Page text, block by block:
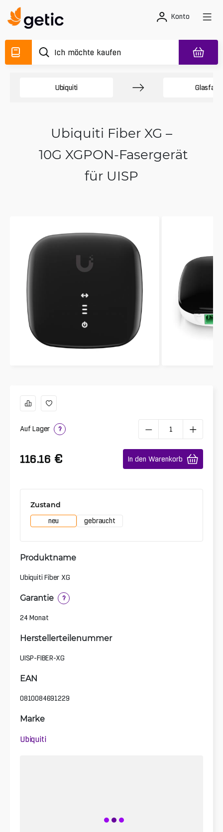
Konto
Ubiquiti
Ubiquiti Fiber XG –
10G XGPON-Fasergerät
für UISP
Auf Lager ?
116.16 € In den Warenkorb
Zustand
neu gebraucht
Produktname
Ubiquiti Fiber XG
Garantie ?
24 Monat
Herstellerteilenummer
UISP-FIBER-XG
EAN
0810084691229
Marke
Ubiquiti